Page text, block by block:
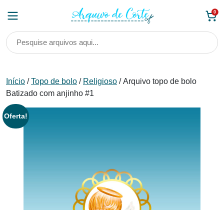
0
Início /Topo de bolo / Religioso / Arquivo topo de bolo
Batizado com anjinho #1
Oferta!